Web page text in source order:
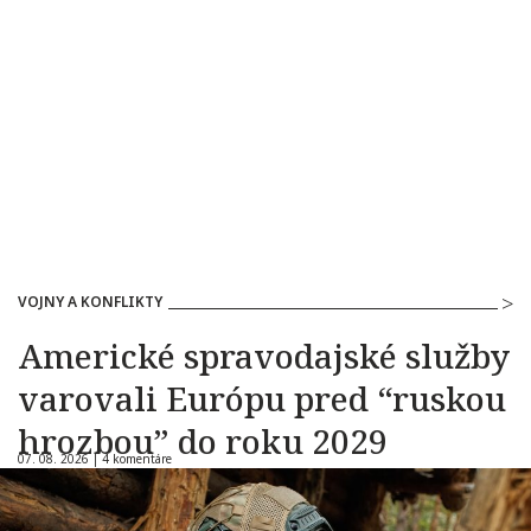
VOJNY A KONFLIKTY
Americké spravodajské služby
varovali Európu pred “ruskou
hrozbou” do roku 2029
07. 08. 2026 |4 komentáre